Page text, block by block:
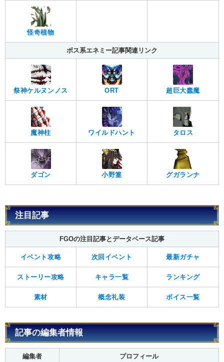
怪奇植物
ボス系エネミー記事関連リンク
祭神ケルヌンノス ORT 超巨大蠢魔
魔神柱 ワイルドハント タロス
ダゴン 小野篁 グガランナ
注目記事
FGOの注目記事とデータベース記事
イベント攻略 次回イベント 最新ガチャ
ストーリー攻略 キャラ一覧 ランキング
素材 概念礼装 ボイス一覧
記事の編集者情報
編集者 プロフィール